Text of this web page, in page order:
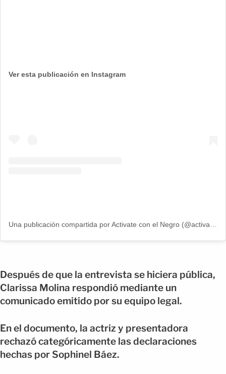
Ver esta publicación en Instagram
Una publicación compartida por Activate con el Negro (@activateconelnegronews)
Después de que la entrevista se hiciera pública,
Clarissa Molina respondió mediante un
comunicado emitido por su equipo legal.
En el documento, la actriz y presentadora
rechazó categóricamente las declaraciones
hechas por Sophinel Báez.